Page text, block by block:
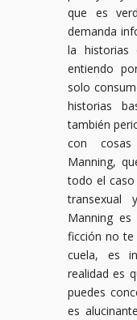
que es
demanda
la historias
entiendo
solo
historias
también
con cosas
Manning,
todo el caso
transexual
Manning
ficción no te
cuela, es
realidad es
puedes
es